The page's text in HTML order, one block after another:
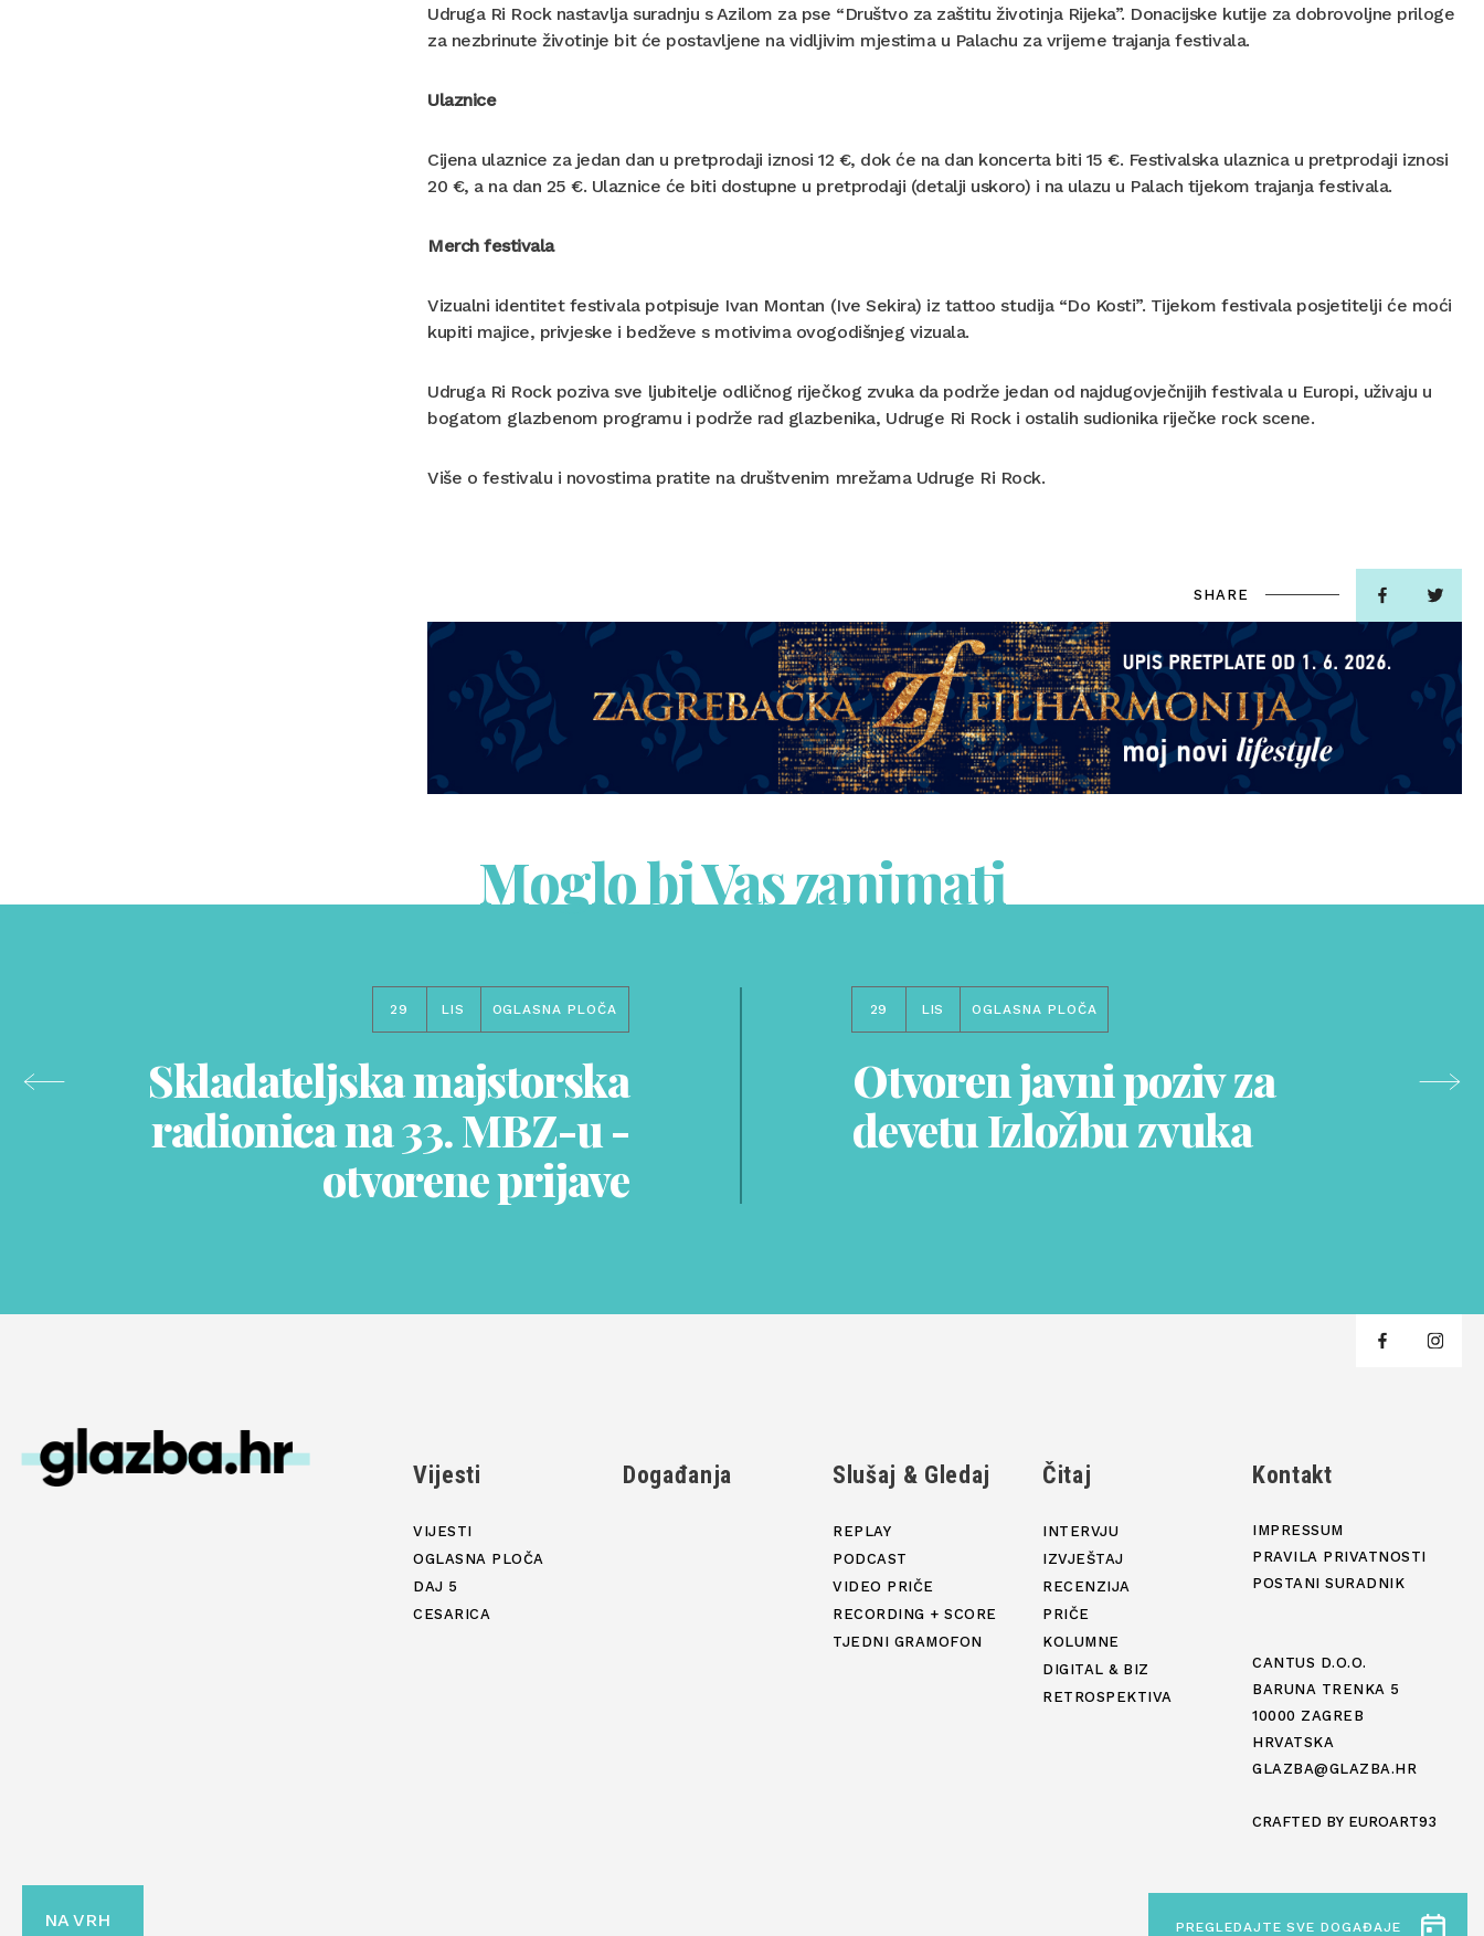
PREGLEDAJTE SVE DOGAĐAJE
Udruga Ri Rock nastavlja suradnju s Azilom za pse “Društvo za zaštitu životinja Rijeka”. Donacijske kutije za dobrovoljne priloge
za nezbrinute životinje bit će postavljene na vidljivim mjestima u Palachu za vrijeme trajanja festivala.
Ulaznice
Cijena ulaznice za jedan dan u pretprodaji iznosi 12 €, dok će na dan koncerta biti 15 €. Festivalska ulaznica u pretprodaji iznosi
20 €, a na dan 25 €. Ulaznice će biti dostupne u pretprodaji (detalji uskoro) i na ulazu u Palach tijekom trajanja festivala.
Merch festivala
Vizualni identitet festivala potpisuje Ivan Montan (Ive Sekira) iz tattoo studija “Do Kosti”. Tijekom festivala posjetitelji će moći
kupiti majice, privjeske i bedževe s motivima ovogodišnjeg vizuala.
Udruga Ri Rock poziva sve ljubitelje odličnog riječkog zvuka da podrže jedan od najdugovječnijih festivala u Europi, uživaju u
bogatom glazbenom programu i podrže rad glazbenika, Udruge Ri Rock i ostalih sudionika riječke rock scene.
Više o festivalu i novostima pratite na društvenim mrežama Udruge Ri Rock.
SHARE
Moglo bi Vas zanimati
29 LIS OGLASNA PLOČA
Skladateljska majstorska
radionica na 33. MBZ-u -
otvorene prijave
29 LIS OGLASNA PLOČA
Otvoren javni poziv za
devetu Izložbu zvuka
Vijesti
VIJESTI
OGLASNA PLOČA
DAJ 5
CESARICA
Događanja Slušaj & Gledaj
REPLAY
PODCAST
VIDEO PRIČE
RECORDING + SCORE
TJEDNI GRAMOFON
Čitaj
INTERVJU
IZVJEŠTAJ
RECENZIJA
PRIČE
KOLUMNE
DIGITAL & BIZ
RETROSPEKTIVA
Kontakt
IMPRESSUM
PRAVILA PRIVATNOSTI
POSTANI SURADNIK
CANTUS D.O.O.
BARUNA TRENKA 5
10000 ZAGREB
HRVATSKA
GLAZBA@GLAZBA.HR
CRAFTED BY EUROART93
NA VRH